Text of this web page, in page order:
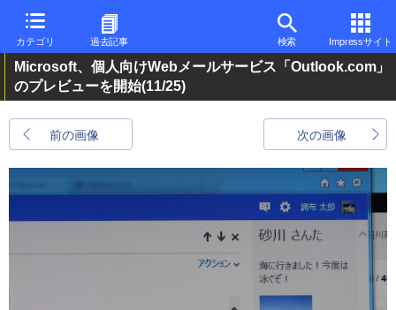
カテゴリ 過去記事 検索 Impressサイト
Microsoft、個人向けWebメールサービス「Outlook.com」
のプレビューを開始(11/25)
前の画像 次の画像